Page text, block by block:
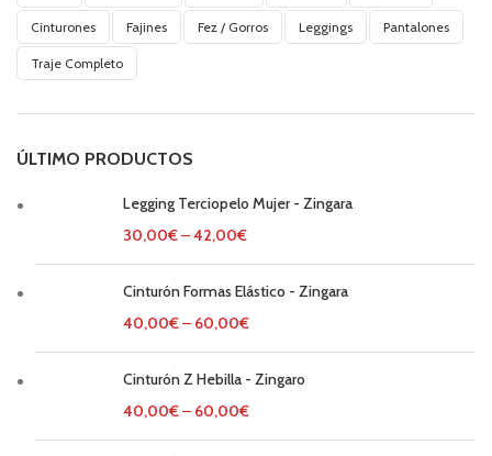
Cinturones Fajines Fez / Gorros Leggings Pantalones
Traje Completo
ÚLTIMO PRODUCTOS
Legging Terciopelo Mujer - Zingara
30,00€–42,00€
Cinturón Formas Elástico - Zingara
40,00€– 60,00€
Cinturón Z Hebilla - Zingaro
40,00€– 60,00€